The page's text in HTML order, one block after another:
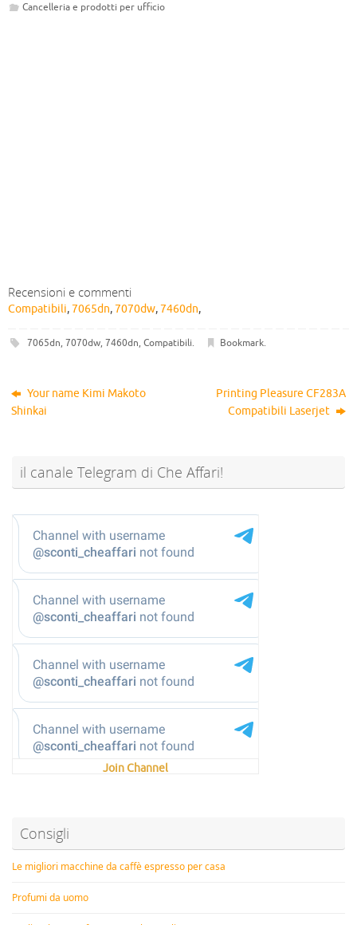
Cancelleria e prodotti per ufficio
Recensioni e commenti
Compatibili,7065dn,7070dw,7460dn,
7065dn, 7070dw, 7460dn, Compatibili. Bookmark.
Your name Kimi Makoto
Shinkai
Printing Pleasure CF283A
Compatibili Laserjet
il canale Telegram di Che Affari!
Join Channel
Consigli
Le migliori macchine da caffè espresso per casa
Profumi da uomo